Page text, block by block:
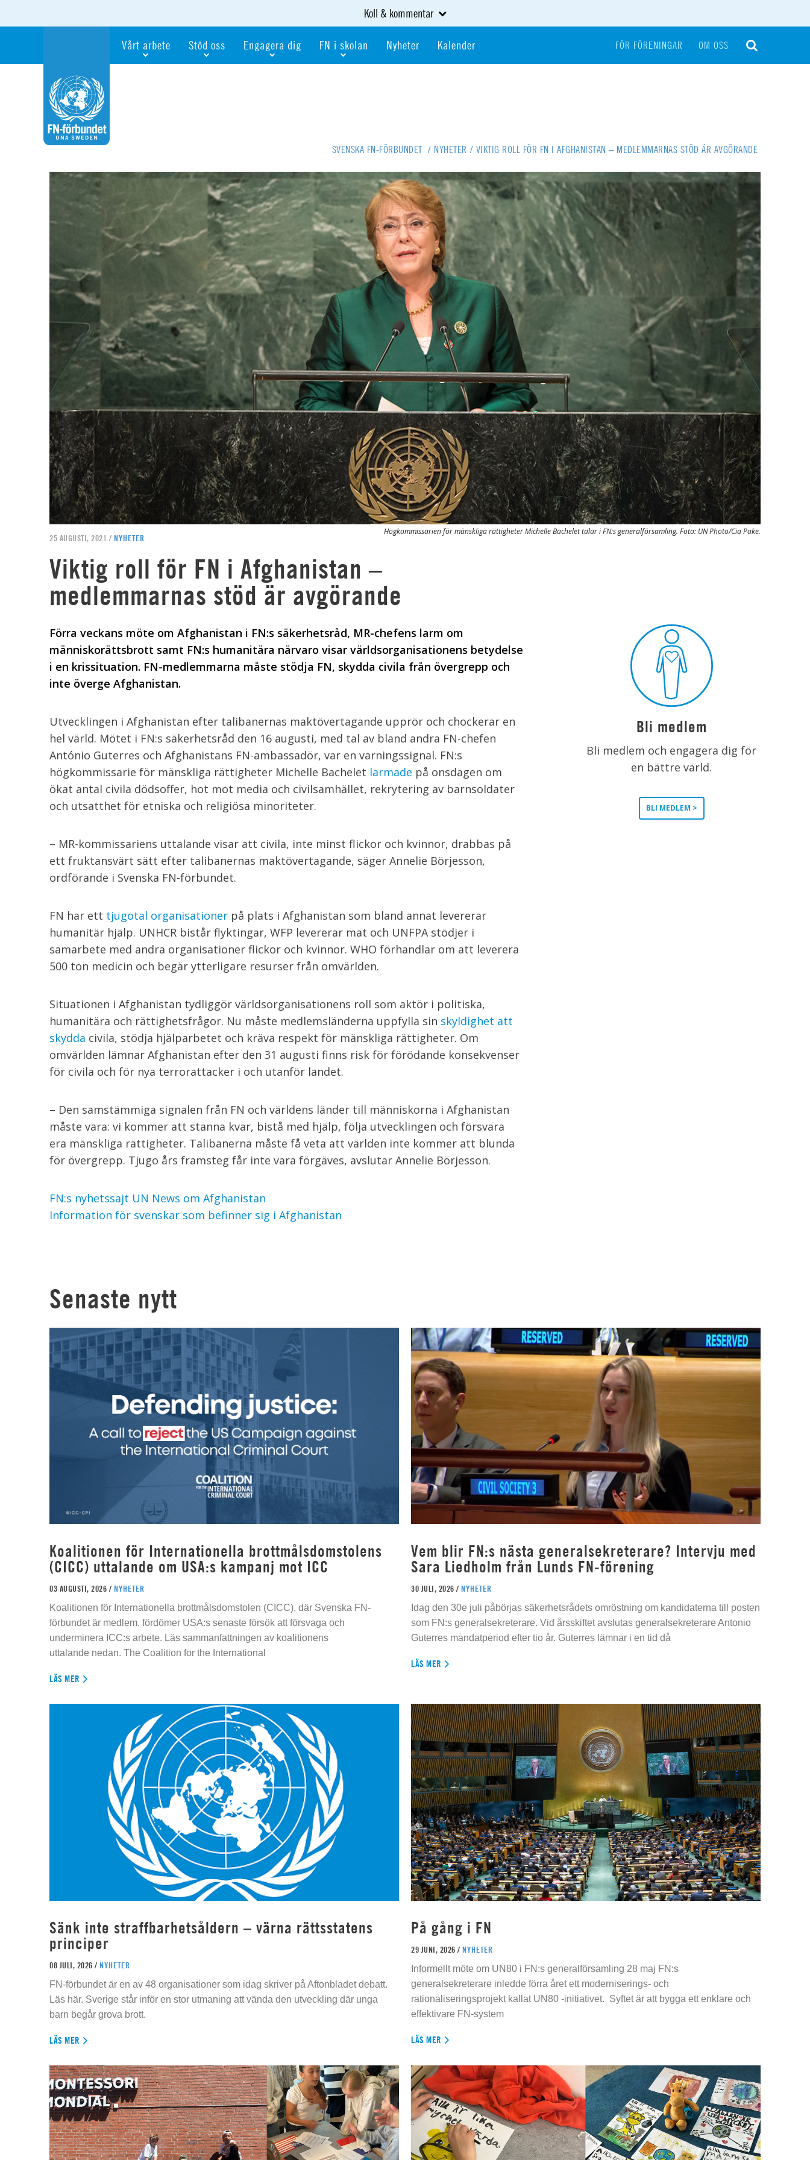
Koll & kommentar
Vårt arbete Stöd oss
Testamentera
Webbshop
Engagera dig
För dig som är ung
Världskoll i skolan
FN i skolan
Öppet skolmaterial
Globalis
Nyheter Kalender FÖR FÖRENINGAR OM OSS
SVENSKA FN-FÖRBUNDET / NYHETER / VIKTIG ROLL FÖR FN I AFGHANISTAN – MEDLEMMARNAS STÖD ÄR AVGÖRANDE
Högkommissarien för mänskliga rättigheter Michelle Bachelet talar i FN:s generalförsamling. Foto: UN Photo/Cia Pake.
25 AUGUSTI, 2021 / NYHETER
Viktig roll för FN i Afghanistan –
medlemmarnas stöd är avgörande
Förra veckans möte om Afghanistan i FN:s säkerhetsråd, MR-chefens larm om
människorättsbrott samt FN:s humanitära närvaro visar världsorganisationens betydelse
i en krissituation. FN-medlemmarna måste stödja FN, skydda civila från övergrepp och
inte överge Afghanistan.
Utvecklingen i Afghanistan efter talibanernas maktövertagande upprör och chockerar en
hel värld. Mötet i FN:s säkerhetsråd den 16 augusti, med tal av bland andra FN-chefen
António Guterres och Afghanistans FN-ambassadör, var en varningssignal. FN:s
högkommissarie för mänskliga rättigheter Michelle Bachelet larmade på onsdagen om
ökat antal civila dödsoffer, hot mot media och civilsamhället, rekrytering av barnsoldater
och utsatthet för etniska och religiösa minoriteter.
– MR-kommissariens uttalande visar att civila, inte minst flickor och kvinnor, drabbas på
ett fruktansvärt sätt efter talibanernas maktövertagande, säger Annelie Börjesson,
ordförande i Svenska FN-förbundet.
FN har ett tjugotal organisationer på plats i Afghanistan som bland annat levererar
humanitär hjälp. UNHCR bistår flyktingar, WFP levererar mat och UNFPA stödjer i
samarbete med andra organisationer flickor och kvinnor. WHO förhandlar om att leverera
500 ton medicin och begär ytterligare resurser från omvärlden.
Situationen i Afghanistan tydliggör världsorganisationens roll som aktör i politiska,
humanitära och rättighetsfrågor. Nu måste medlemsländerna uppfylla sin skyldighet att
skydda civila, stödja hjälparbetet och kräva respekt för mänskliga rättigheter. Om
omvärlden lämnar Afghanistan efter den 31 augusti finns risk för förödande konsekvenser
för civila och för nya terrorattacker i och utanför landet.
– Den samstämmiga signalen från FN och världens länder till människorna i Afghanistan
måste vara: vi kommer att stanna kvar, bistå med hjälp, följa utvecklingen och försvara
era mänskliga rättigheter. Talibanerna måste få veta att världen inte kommer att blunda
för övergrepp. Tjugo års framsteg får inte vara förgäves, avslutar Annelie Börjesson.
FN:s nyhetssajt UN News om Afghanistan
Information för svenskar som befinner sig i Afghanistan
Bli medlem
Bli medlem och engagera dig för
en bättre värld.
BLI MEDLEM >
Senaste nytt
Koalitionen för Internationella brottmålsdomstolens
(CICC) uttalande om USA:s kampanj mot ICC
03 AUGUSTI, 2026 / NYHETER
Koalitionen för Internationella brottmålsdomstolen (CICC), där Svenska FN-
förbundet är medlem, fördömer USA:s senaste försök att försvaga och
underminera ICC:s arbete. Läs sammanfattningen av koalitionens
uttalande nedan. The Coalition for the International
LÄS MER
Vem blir FN:s nästa generalsekreterare? Intervju med
Sara Liedholm från Lunds FN-förening
30 JULI, 2026 / NYHETER
Idag den 30e juli påbörjas säkerhetsrådets omröstning om kandidaterna till posten
som FN:s generalsekreterare. Vid årsskiftet avslutas generalsekreterare Antonio
Guterres mandatperiod efter tio år. Guterres lämnar i en tid då
LÄS MER
Sänk inte straffbarhetsåldern – värna rättsstatens
principer
08 JULI, 2026 / NYHETER
FN-förbundet är en av 48 organisationer som idag skriver på Aftonbladet debatt.
Läs här. Sverige står inför en stor utmaning att vända den utveckling där unga
barn begår grova brott.
LÄS MER
På gång i FN
29 JUNI, 2026 / NYHETER
Informellt möte om UN80 i FN:s generalförsamling 28 maj FN:s
generalsekreterare inledde förra året ett moderniserings- och
rationaliseringsprojekt kallat UN80 -initiativet. Syftet är att bygga ett enklare och
effektivare FN-system
LÄS MER